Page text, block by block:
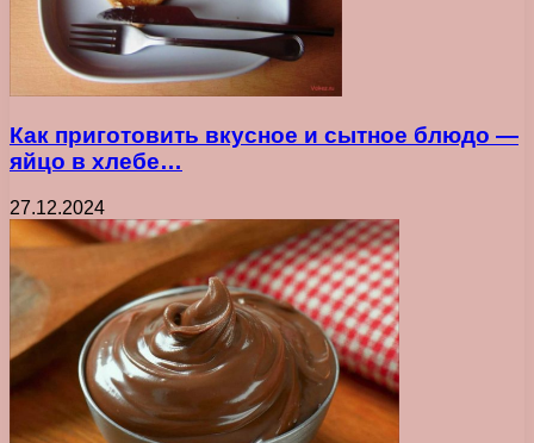
Как приготовить вкусное и сытное блюдо —
яйцо в хлебе…
27.12.2024